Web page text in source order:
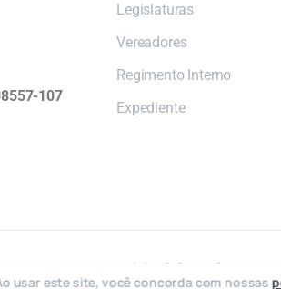
107
Legislaturas
Vereadores
Regimento Interno
Expediente
© Câmara Municipal de Poá
usar este site, você concorda com nossas